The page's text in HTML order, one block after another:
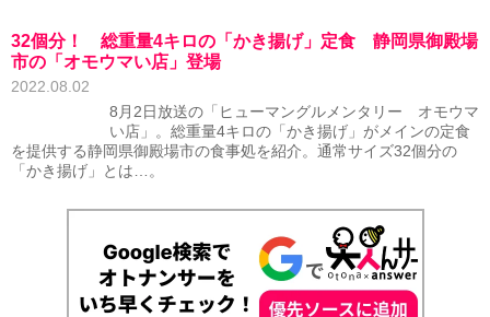
32個分！ 総重量4キロの「かき揚げ」定食 静岡県御殿場
市の「オモウマい店」登場
2022.08.02
8月2日放送の「ヒューマングルメンタリー オモウマ
い店」。総重量4キロの「かき揚げ」がメインの定食
を提供する静岡県御殿場市の食事処を紹介。通常サイズ32個分の
「かき揚げ」とは…。